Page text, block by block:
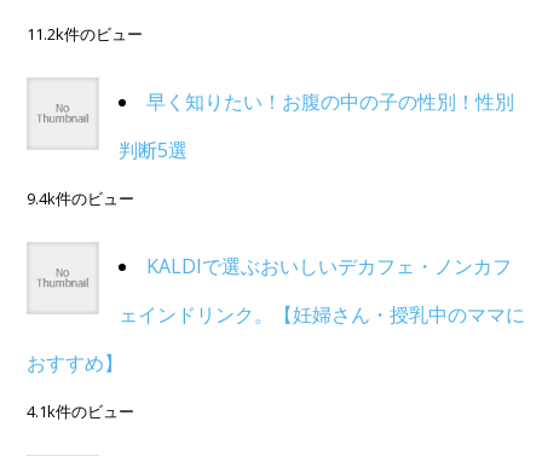
11.2k件のビュー
早く知りたい！お腹の中の子の性別！性別
判断5選
9.4k件のビュー
KALDIで選ぶおいしいデカフェ・ノンカフ
ェインドリンク。【妊婦さん・授乳中のママに
おすすめ】
4.1k件のビュー